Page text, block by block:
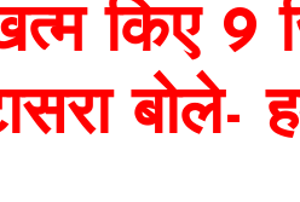
किए 9
बोले-